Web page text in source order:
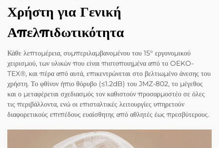
Χρήστη για Γενική
Απελπιδωτικότητα
Κάθε λεπτομέρεια, συμπεριλαμβανομένου του 15° εργονομικού
χειρισμού, των υλικών που είναι πιστοποιημένα από το OEKO-
TEX®, και πέρα από αυτά, επικεντρώνεται στο βελτιωμένο άνεσης του
χρήστη. Το φθίνον ήπιο θόρυβο (≤1.2dB) του JMZ-802, το μέγεθος
και ο μεταφέρεται σχεδιασμός τον καθιστούν προσαρμοστέο σε όλες
τις περιβάλλοντα, ενώ οι επισταλτικές λειτουργίες υπηρετούν
διαφορετικούς επιπέδους ευαίσθητης από αθλητές έως πρεσβύτερους.